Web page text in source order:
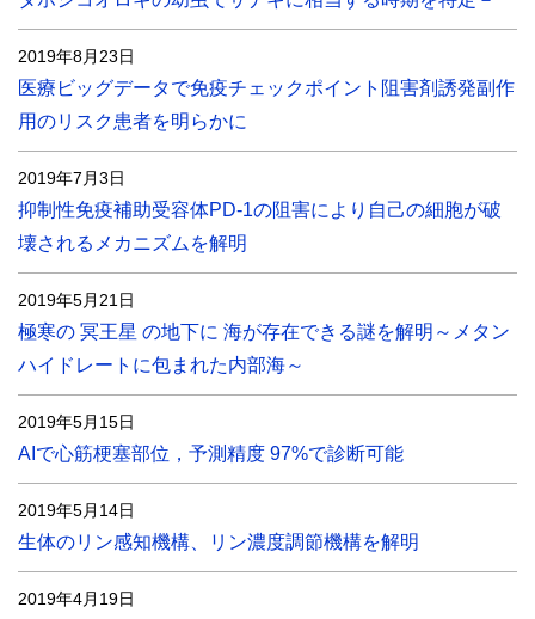
2019年8月23日
医療ビッグデータで免疫チェックポイント阻害剤誘発副作
用のリスク患者を明らかに
2019年7月3日
抑制性免疫補助受容体PD-1の阻害により自己の細胞が破
壊されるメカニズムを解明
2019年5月21日
極寒の 冥王星 の地下に 海が存在できる謎を解明～メタン
ハイドレートに包まれた内部海～
2019年5月15日
AIで心筋梗塞部位，予測精度 97%で診断可能
2019年5月14日
生体のリン感知機構、リン濃度調節機構を解明
2019年4月19日